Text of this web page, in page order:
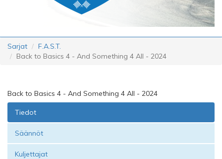
Sarjat
F.A.S.T.
Back to Basics 4 - And Something 4 All - 2024
Back to Basics 4 - And Something 4 All - 2024
Tiedot
Säännöt
Kuljettajat